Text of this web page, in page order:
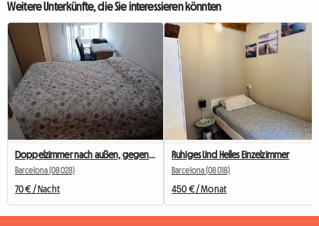
Weitere Unterkünfte, die Sie interessieren könnten
Barcelona (08028)
70 € / Nacht
Ruhiges Und Helles Einzelzimmer
Barcelona (08018)
450 € / Monat